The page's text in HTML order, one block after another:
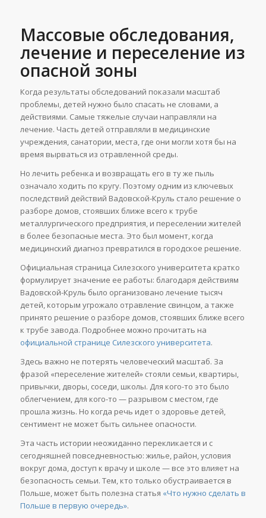
Массовые обследования,
лечение и переселение из
опасной зоны
Когда результаты обследований показали масштаб
проблемы, детей нужно было спасать не словами, а
действиями. Самые тяжелые случаи направляли на
лечение. Часть детей отправляли в медицинские
учреждения, санатории, места, где они могли хотя бы на
время вырваться из отравленной среды.
Но лечить ребенка и возвращать его в ту же пыль
означало ходить по кругу. Поэтому одним из ключевых
последствий действий Вадовской-Круль стало решение о
разборе домов, стоявших ближе всего к трубе
металлургического предприятия, и переселении жителей
в более безопасные места. Это был момент, когда
медицинский диагноз превратился в городское решение.
Официальная страница Силезского университета кратко
формулирует значение ее работы: благодаря действиям
Вадовской-Круль было организовано лечение тысяч
детей, которым угрожало отравление свинцом, а также
принято решение о разборе домов, стоявших ближе всего
к трубе завода. Подробнее можно прочитать на
официальной странице Силезского университета.
Здесь важно не потерять человеческий масштаб. За
фразой «переселение жителей» стояли семьи, квартиры,
привычки, дворы, соседи, школы. Для кого-то это было
облегчением, для кого-то — разрывом с местом, где
прошла жизнь. Но когда речь идет о здоровье детей,
сентимент не может быть сильнее опасности.
Эта часть истории неожиданно перекликается и с
сегодняшней повседневностью: жилье, район, условия
вокруг дома, доступ к врачу и школе — все это влияет на
безопасность семьи. Тем, кто только обустраивается в
Польше, может быть полезна статья «Что нужно сделать в
Польше в первую очередь».